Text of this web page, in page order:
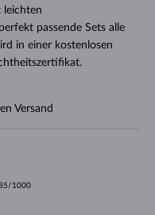
leichten
passende Sets alle
in einer kostenlosen
Versand
1000